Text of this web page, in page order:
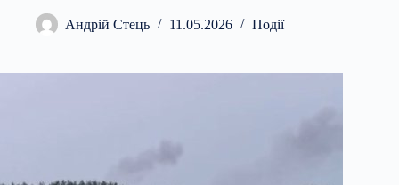
Андрій Стець 11.05.2026 Події